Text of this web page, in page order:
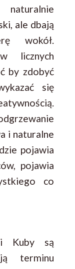
ale dbają
wokół.
licznych
by zdobyć
się
i naturalne
pojawia
pojawia
co
Kuby są
terminu